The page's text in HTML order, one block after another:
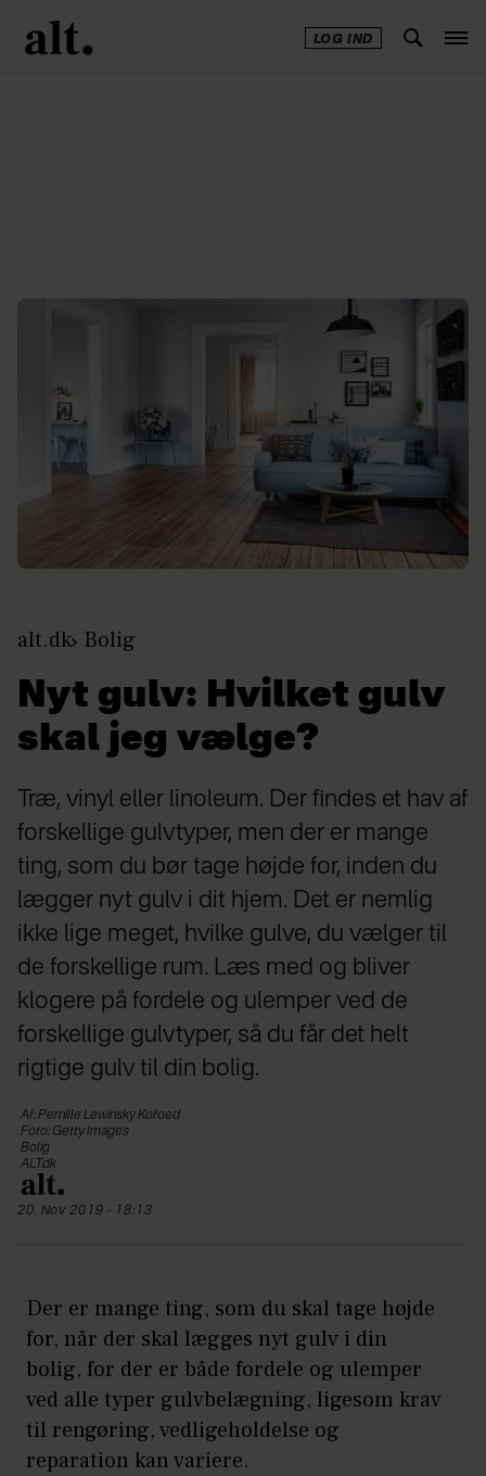
LOG IND
alt.dk Bolig
Nyt gulv: Hvilket gulv
skal jeg vælge?
Træ, vinyl eller linoleum. Der findes et hav af
forskellige gulvtyper, men der er mange
ting, som du bør tage højde for, inden du
lægger nyt gulv i dit hjem. Det er nemlig
ikke lige meget, hvilke gulve, du vælger til
de forskellige rum. Læs med og bliver
klogere på fordele og ulemper ved de
forskellige gulvtyper, så du får det helt
rigtige gulv til din bolig.
Af: Pernille Lewinsky Kofoed
Foto: Getty Images
Bolig
ALT.dk
20. Nov 2019 - 18:13
Der er mange ting, som du skal tage højde
for, når der skal lægges nyt gulv i din
bolig, for der er både fordele og ulemper
ved alle typer gulvbelægning, ligesom krav
til rengøring, vedligeholdelse og
reparation kan variere.